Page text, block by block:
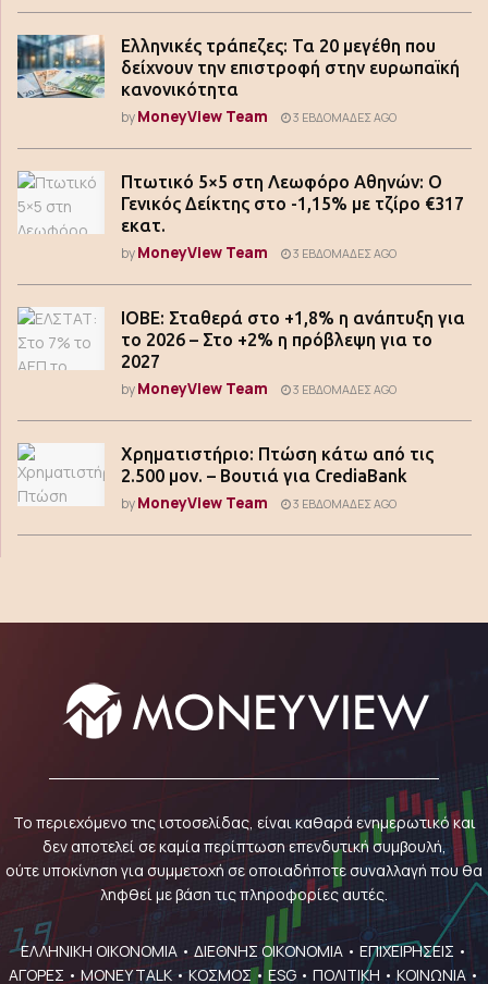
Ελληνικές τράπεζες: Τα 20 μεγέθη που
δείχνουν την επιστροφή στην ευρωπαϊκή
κανονικότητα
byMoneyView Team 3 ΕΒΔΟΜΆΔΕΣ AGO
Πτωτικό 5×5 στη Λεωφόρο Αθηνών: Ο
Γενικός Δείκτης στο -1,15% με τζίρο €317
εκατ.
byMoneyView Team 3 ΕΒΔΟΜΆΔΕΣ AGO
ΙΟΒΕ: Σταθερά στο +1,8% η ανάπτυξη για
το 2026 – Στο +2% η πρόβλεψη για το
2027
byMoneyView Team 3 ΕΒΔΟΜΆΔΕΣ AGO
Χρηματιστήριο: Πτώση κάτω από τις
2.500 μον. – Βουτιά για CrediaBank
byMoneyView Team 3 ΕΒΔΟΜΆΔΕΣ AGO
Το περιεχόμενο της ιστοσελίδας, είναι καθαρά ενημερωτικό και
δεν αποτελεί σε καμία περίπτωση επενδυτική συμβουλή,
ούτε υποκίνηση για συμμετοχή σε οποιαδήποτε συναλλαγή που θα
ληφθεί με βάση τις πληροφορίες αυτές.
ΕΛΛΗΝΙΚΗ ΟΙΚΟΝΟΜΙΑ • ΔΙΕΘΝΗΣ ΟΙΚΟΝΟΜΙΑ • ΕΠΙΧΕΙΡΗΣΕΙΣ •
ΑΓΟΡΕΣ •MONEY TALK •ΚΟΣΜΟΣ • ESG • ΠΟΛΙΤΙΚΗ •ΚΟΙΝΩΝΙΑ •